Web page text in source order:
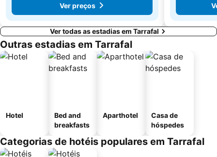
Ver preços
Ver todas as estadias em Tarrafal
Outras estadias em Tarrafal
Hotel
Bed and
breakfasts
Aparthotel
Casa de
hóspedes
Categorias de hotéis populares em Tarrafal